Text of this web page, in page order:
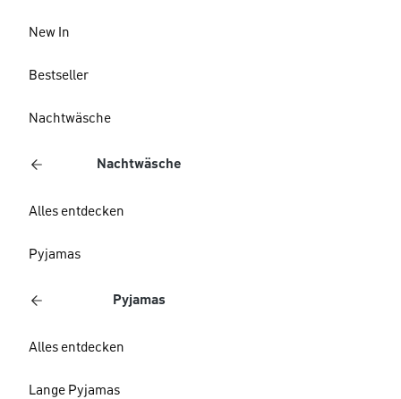
New In
Bestseller
Nachtwäsche
Nachtwäsche
Alles entdecken
Pyjamas
Pyjamas
Alles entdecken
Lange Pyjamas